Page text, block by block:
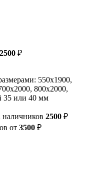
2500 ₽
550х1900,
800х2000,
35 или 40 мм
наличников 2500 ₽
от 3500 ₽